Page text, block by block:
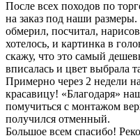
После всех походов по
на заказ под наши
обмерил, посчитал,
хотелось, и картинка в
скажу, что это самый
вписалась и цвет выбрала
Примерно через 2 недели
красавицу! «Благодаря»
помучиться с монтажом
получился отменный.
Большое всем спасибо!